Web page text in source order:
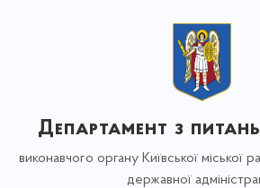
Департамент з питань
виконавчого органу Київської міської
державної